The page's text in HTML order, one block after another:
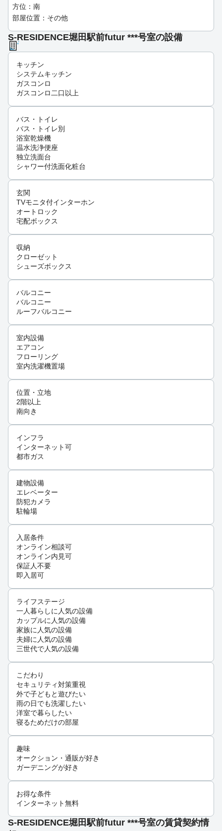
方位：南
部屋位置：その他
S-RESIDENCE堀田駅前futur ***号室の設備
キッチン
システムキッチン
ガスコンロ
ガスコンロ二口以上
バス・トイレ
バス・トイレ別
浴室乾燥機
温水洗浄便座
独立洗面台
シャワー付洗面化粧台
玄関
TVモニタ付インターホン
オートロック
宅配ボックス
収納
クローゼット
シューズボックス
バルコニー
バルコニー
ルーフバルコニー
室内設備
エアコン
フローリング
室内洗濯機置場
位置・立地
2階以上
南向き
インフラ
インターネット可
都市ガス
建物設備
エレベーター
防犯カメラ
駐輪場
入居条件
オンライン相談可
オンライン内見可
保証人不要
即入居可
ライフステージ
一人暮らしに人気の設備
カップルに人気の設備
家族に人気の設備
夫婦に人気の設備
三世代で人気の設備
こだわり
セキュリティ対策重視
外で子どもと遊びたい
雨の日でも洗濯したい
洋室で暮らしたい
寝るためだけの部屋
趣味
オークション・通販が好き
ガーデニングが好き
お得な条件
インターネット無料
S-RESIDENCE堀田駅前futur ***号室の賃貸契約情